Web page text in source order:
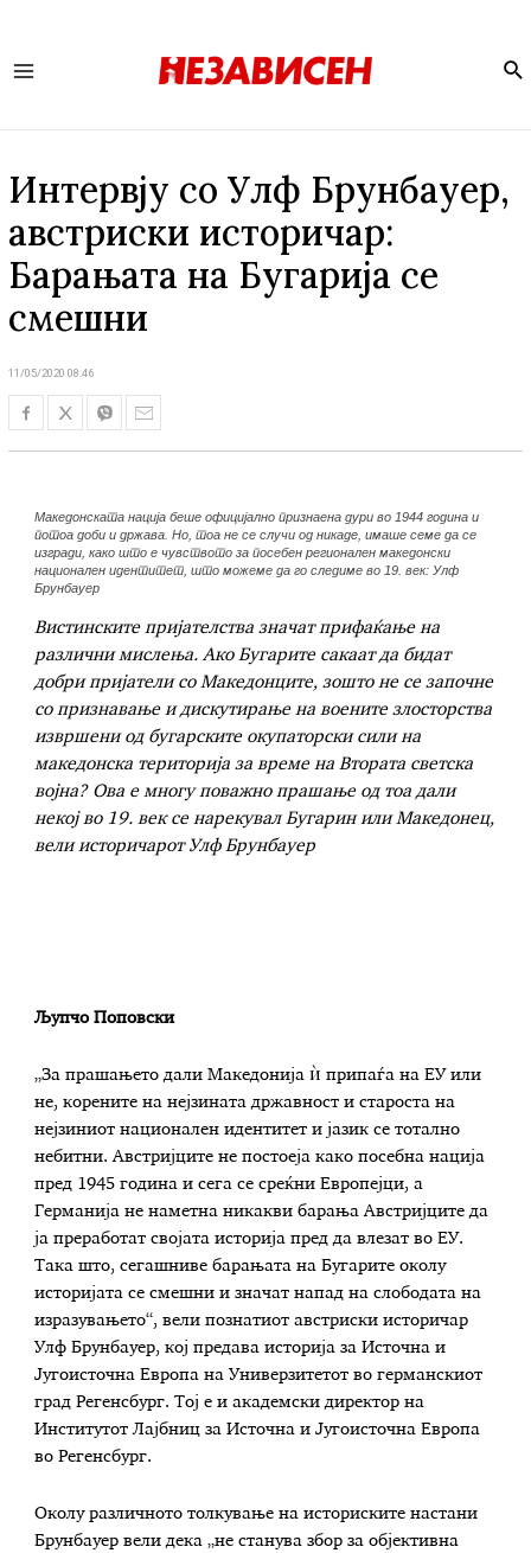
Интервју со Улф Брунбауер,
австриски историчар:
Барањата на Бугарија се
смешни
11/05/2020 08:46
Македонската нација беше официјално признаена дури во 1944 година и
потоа доби и држава. Но, тоа не се случи од никаде, имаше семе да се
изгради, како што е чувството за посебен регионален македонски
национален идентитет, што можеме да го следиме во 19. век: Улф
Брунбауер
Вистинските пријателства значат прифаќање на
различни мислења. Ако Бугарите сакаат да бидат
добри пријатели со Македонците, зошто не се започне
со признавање и дискутирање на воените злосторства
извршени од бугарските окупаторски сили на
македонска територија за време на Втората светска
војна? Ова е многу поважно прашање од тоа дали
некој во 19. век се нарекувал Бугарин или Македонец,
вели историчарот Улф Брунбауер
Љупчо Поповски
„За прашањето дали Македонија ѝ припаѓа на ЕУ или
не, корените на нејзината државност и староста на
нејзиниот национален идентитет и јазик се тотално
небитни. Австријците не постоеја како посебна нација
пред 1945 година и сега се среќни Европејци, а
Германија не наметна никакви барања Австријците да
ја преработат својата историја пред да влезат во ЕУ.
Така што, сегашниве барањата на Бугарите околу
историјата се смешни и значат напад на слободата на
изразувањето“, вели познатиот австриски историчар
Улф Брунбауер, кој предава историја за Источна и
Југоисточна Европа на Универзитетот во германскиот
град Регенсбург. Тој е и академски директор на
Институтот Лајбниц за Источна и Југоисточна Европа
во Регенсбург.
Околу различното толкување на историските настани
Брунбауер вели дека „не станува збор за објективна